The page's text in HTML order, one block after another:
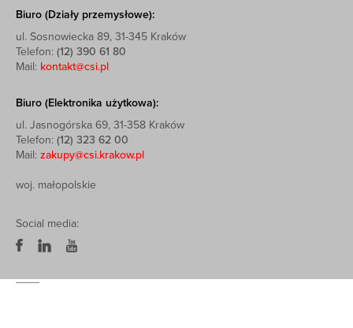
Biuro (Działy przemysłowe):
ul. Sosnowiecka 89, 31-345 Kraków
Telefon: (12) 390 61 80
Mail: kontakt@csi.pl
Biuro (Elektronika użytkowa):
ul. Jasnogórska 69, 31-358 Kraków
Telefon: (12) 323 62 00
Mail: zakupy@csi.krakow.pl
woj. małopolskie
Social media: